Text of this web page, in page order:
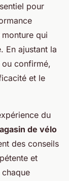
pour
qui
En ajustant la
confirmé,
et le
du
de vélo
des conseils
et